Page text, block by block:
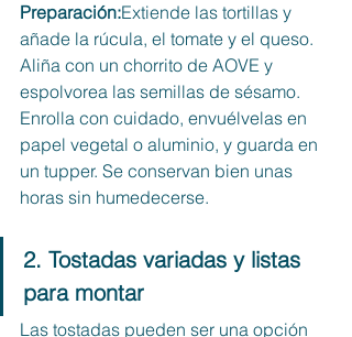
Preparación:Extiende las tortillas y
añade la rúcula, el tomate y el queso.
Aliña con un chorrito de AOVE y
espolvorea las semillas de sésamo.
Enrolla con cuidado, envuélvelas en
papel vegetal o aluminio, y guarda en
un tupper. Se conservan bien unas
horas sin humedecerse.
2. Tostadas variadas y listas
para montar
Las tostadas pueden ser una opción